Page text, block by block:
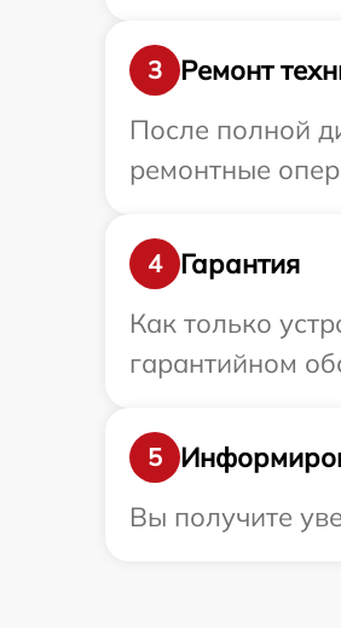
3
Ремонт
После полной
ремонтные
4
Гарантия
Как только
гарантийном
5
Вы получите